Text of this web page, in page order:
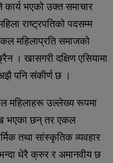
कार्य भएको उक्त समाचार
राष्ट्रपतिको पदसम्म
महिलाप्रति समाजको
। खासगरी दक्षिण एसियामा
पनि संकीर्ण छ ।
महिलाहरू उल्लेख्य रूपमा
भएका छन् तर एकल
तथा सांस्कृतिक व्यवहार
धेरै क्रुर र अमानवीय छ